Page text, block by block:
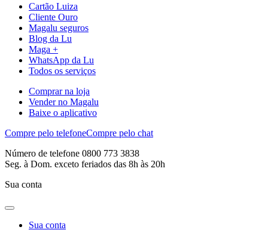
Cartão Luiza
Cliente Ouro
Magalu seguros
Blog da Lu
Maga +
WhatsApp da Lu
Todos os serviços
Comprar na loja
Vender no Magalu
Baixe o aplicativo
Compre pelo telefoneCompre pelo chat
Número de telefone 0800 773 3838
Seg. à Dom. exceto feriados das 8h às 20h
Sua conta
Sua conta